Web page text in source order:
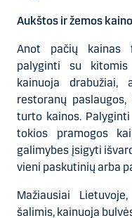
Aukštos ir žemos
Anot pačių kainas
palyginti su kitomis
kainuoja drabužiai,
restoranų
turto kainos.
tokios pramogos
galimybes įsigyti
vieni paskutinių arba
Mažiausiai
šalimis, kainuoja